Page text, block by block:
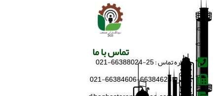
تماس با ما
شماره تماس : 25-66388024-021
فکس : 66384628-66384606-021